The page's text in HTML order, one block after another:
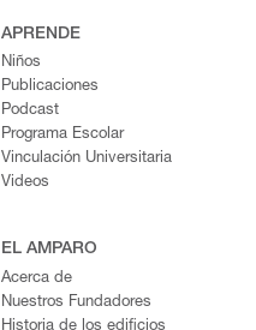
APRENDE
Niños
Publicaciones
Podcast
Programa Escolar
Vinculación Universitaria
Videos
EL AMPARO
Acerca de
Nuestros Fundadores